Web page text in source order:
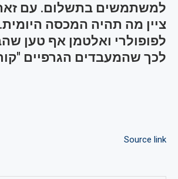
למשתמשים בתשלום. עם
ציין מה תהיה המכסה
לפופולרי ואלטמן אף טען
לכך שהמעבדים הגרפיים
Source link